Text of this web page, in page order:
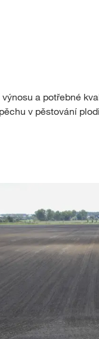
kws.com/
a potřebné
v pěstování